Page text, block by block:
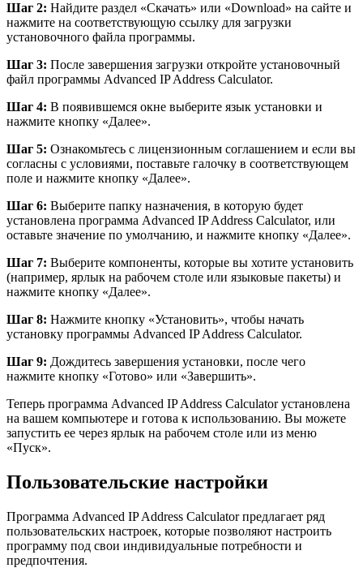
Шаг 2: Найдите раздел «Скачать» или «Download» на сайте и
нажмите на соответствующую ссылку для загрузки
установочного файла программы.
Шаг 3: После завершения загрузки откройте установочный
файл программы Advanced IP Address Calculator.
Шаг 4: В появившемся окне выберите язык установки и
нажмите кнопку «Далее».
Шаг 5: Ознакомьтесь с лицензионным соглашением и если вы
согласны с условиями, поставьте галочку в соответствующем
поле и нажмите кнопку «Далее».
Шаг 6: Выберите папку назначения, в которую будет
установлена программа Advanced IP Address Calculator, или
оставьте значение по умолчанию, и нажмите кнопку «Далее».
Шаг 7: Выберите компоненты, которые вы хотите установить
(например, ярлык на рабочем столе или языковые пакеты) и
нажмите кнопку «Далее».
Шаг 8: Нажмите кнопку «Установить», чтобы начать
установку программы Advanced IP Address Calculator.
Шаг 9: Дождитесь завершения установки, после чего
нажмите кнопку «Готово» или «Завершить».
Теперь программа Advanced IP Address Calculator установлена
на вашем компьютере и готова к использованию. Вы можете
запустить ее через ярлык на рабочем столе или из меню
«Пуск».
Пользовательские настройки
Программа Advanced IP Address Calculator предлагает ряд
пользовательских настроек, которые позволяют настроить
программу под свои индивидуальные потребности и
предпочтения.